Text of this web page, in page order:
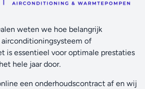
weten we hoe belangrijk
of
is essentieel voor optimale prestaties
hele jaar door.
een onderhoudscontract af en wij